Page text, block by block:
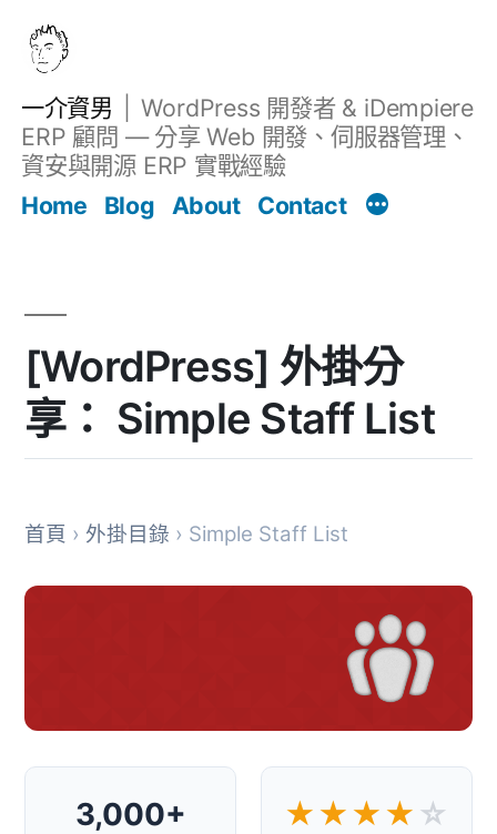
一介資男
WordPress 開發者 & iDempiere
ERP 顧問 — 分享 Web 開發、伺服器管理、
資安與開源 ERP 實戰經驗
Home
Blog About Contact
[WordPress] 外掛分
享： Simple Staff List
首頁 › 外掛目錄 › Simple Staff List
3,000+ ★★★★ ☆
文章